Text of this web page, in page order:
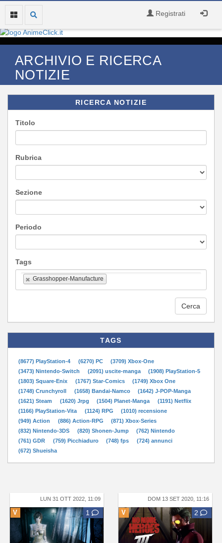
Registrati
ARCHIVIO E RICERCA
NOTIZIE
RICERCA NOTIZIE
Titolo
Rubrica
Sezione
Periodo
Tags
Grasshopper-Manufacture
Cerca
TAGS
(8677) PlayStation-4 (6270) PC
(3709) Xbox-One
(3473) Nintendo-Switch
(2091) uscite-manga
(1908) PlayStation-5
(1803) Square-Enix
(1767) Star-Comics
(1749) Xbox One
(1748) Crunchyroll
(1658) Bandai-Namco
(1642) J-POP-Manga
(1621) Steam
(1620) Jrpg (1504) Planet-Manga
(1191) Netflix
(1166) PlayStation-Vita
(1124) RPG
(1010) recensione
(949) Action
(886) Action-RPG
(871) Xbox-Series
(832) Nintendo-3DS
(820) Shonen-Jump
(762) Nintendo
(761) GDR
(759) Picchiaduro (748) fps
(724) annunci
(672) Shueisha
LUN 31 OTT 2022, 11:09
V 1
DOM 13 SET 2020, 11:16
V 2